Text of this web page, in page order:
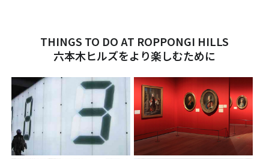
THINGS TO DO AT ROPPONGI HILLS
六本木ヒルズをより楽しむために